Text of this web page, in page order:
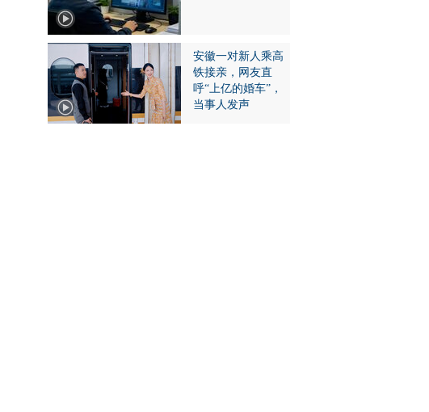
安徽一对新人乘高
铁接亲，网友直
呼“上亿的婚车”，
当事人发声